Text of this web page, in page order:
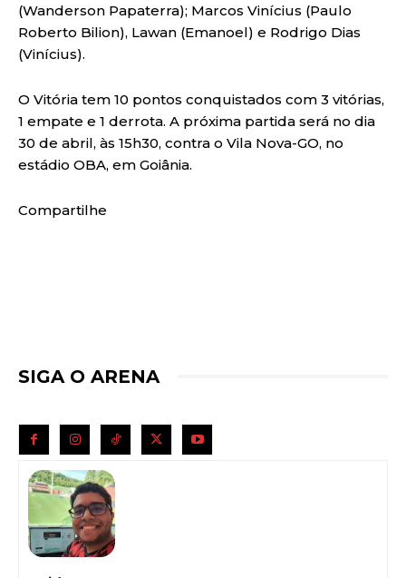
(Wanderson Papaterra); Marcos Vinícius (Paulo
Roberto Bilion), Lawan (Emanoel) e Rodrigo Dias
(Vinícius).
O Vitória tem 10 pontos conquistados com 3 vitórias,
1 empate e 1 derrota. A próxima partida será no dia
30 de abril, às 15h30, contra o Vila Nova-GO, no
estádio OBA, em Goiânia.
Compartilhe
SIGA O ARENA